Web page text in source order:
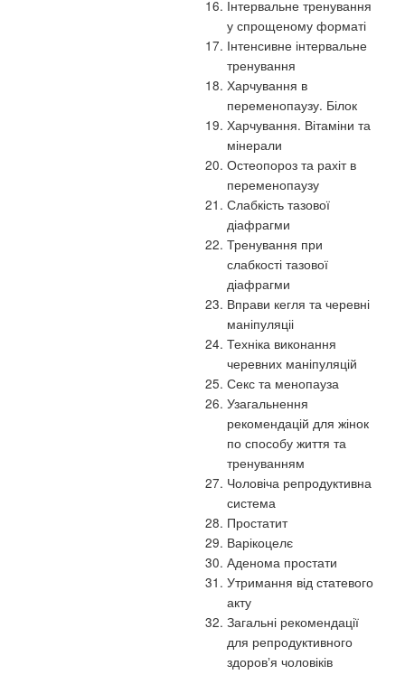
Інтервальне тренування
у спрощеному форматі
Інтенсивне інтервальне
тренування
Харчування в
переменопаузу. Білок
Харчування. Вітаміни та
мінерали
Остеопороз та рахіт в
переменопаузу
Слабкість тазової
діафрагми
Тренування при
слабкості тазової
діафрагми
Вправи кегля та черевні
маніпуляціі
Техніка виконання
черевних маніпуляцій
Секс та менопауза
Узагальнення
рекомендацій для жінок
по способу життя та
тренуванням
Чоловіча репродуктивна
система
Простатит
Варікоцелє
Аденома простати
Утримання від статевого
акту
Загальні рекомендації
для репродуктивного
здоровʼя чоловіків